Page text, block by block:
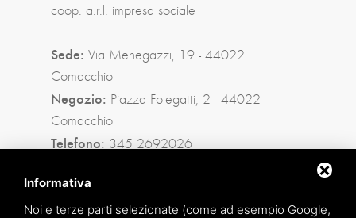
coop. a.r.l. impresa sociale
Sede: Via Menegazzi, 19 - 44022
Comacchio
Negozio: Piazza Folegatti, 2 - 44022
Comacchio
Telefono: 345 2692026
Privacy policy
Informativa
Noi e terze parti selezionate (come ad esempio Google,